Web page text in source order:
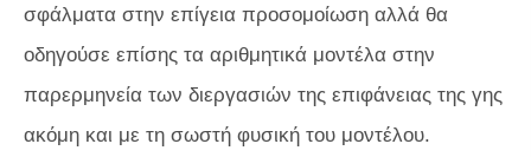
σφάλματα στην επίγεια προσομοίωση αλλά θα
οδηγούσε επίσης τα αριθμητικά μοντέλα στην
παρερμηνεία των διεργασιών της επιφάνειας της γης
ακόμη και με τη σωστή φυσική του μοντέλου.